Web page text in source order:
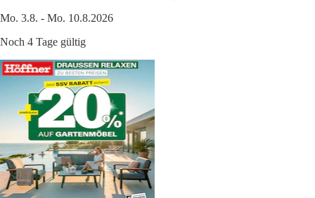
Mo. 3.8. - Mo. 10.8.2026
Noch 4 Tage gültig